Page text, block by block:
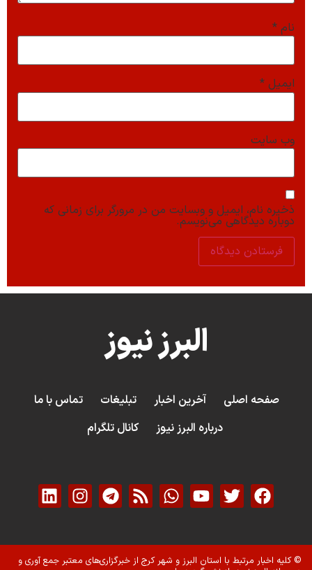
نام *
ایمیل *
وب‌ سایت
ذخیره نام، ایمیل و وبسایت من در مرورگر برای زمانی که
دوباره دیدگاهی می‌نویسم.
البرز نیوز
صفحه اصلی آخرین اخبار تبلیغات
تماس با ما
درباره البرز نیوز
کانال تلگرام
© کلیه اخبار مرتبط با استان البرز و شهر کرج از خبرگزاری‌های معتبر جمع آوری و